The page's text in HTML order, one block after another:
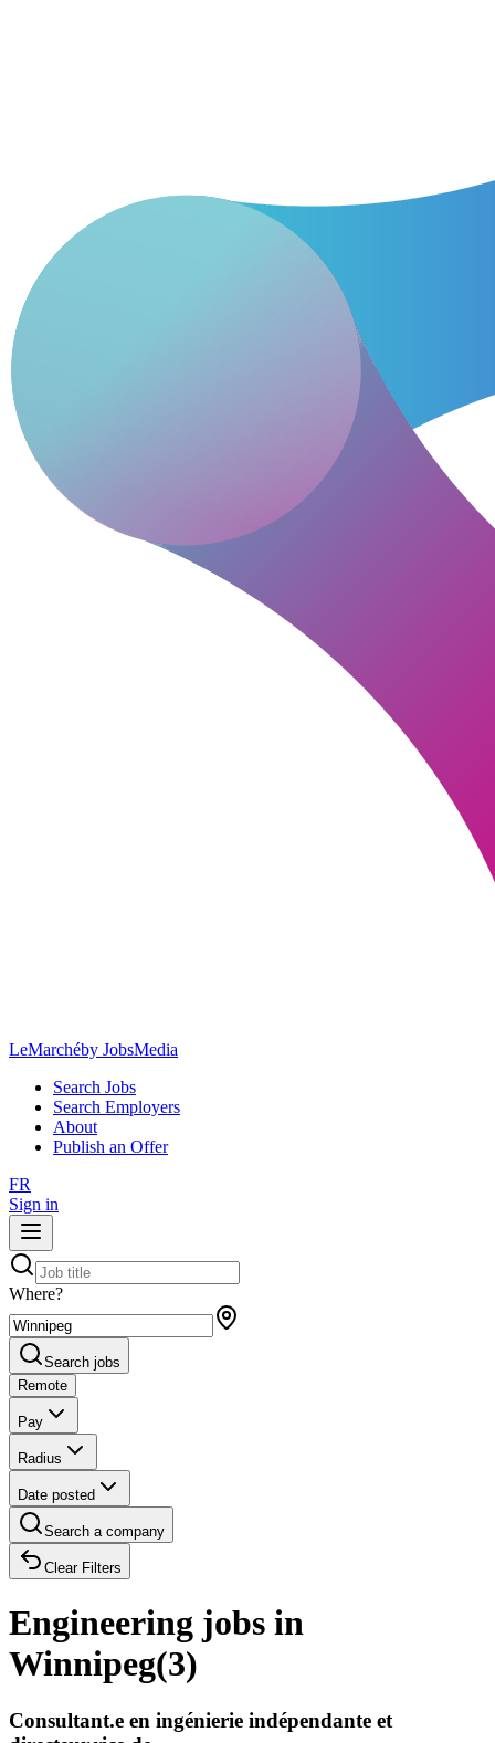
LeMarchéby JobsMedia
Search Jobs
Search Employers
About
Publish an Offer
FR
Sign in
Where?
Search jobs
Remote
Pay
Radius
Date posted
Search a company
Clear Filters
Engineering jobs in
Winnipeg(3)
Consultant.e en ingénierie indépendante et